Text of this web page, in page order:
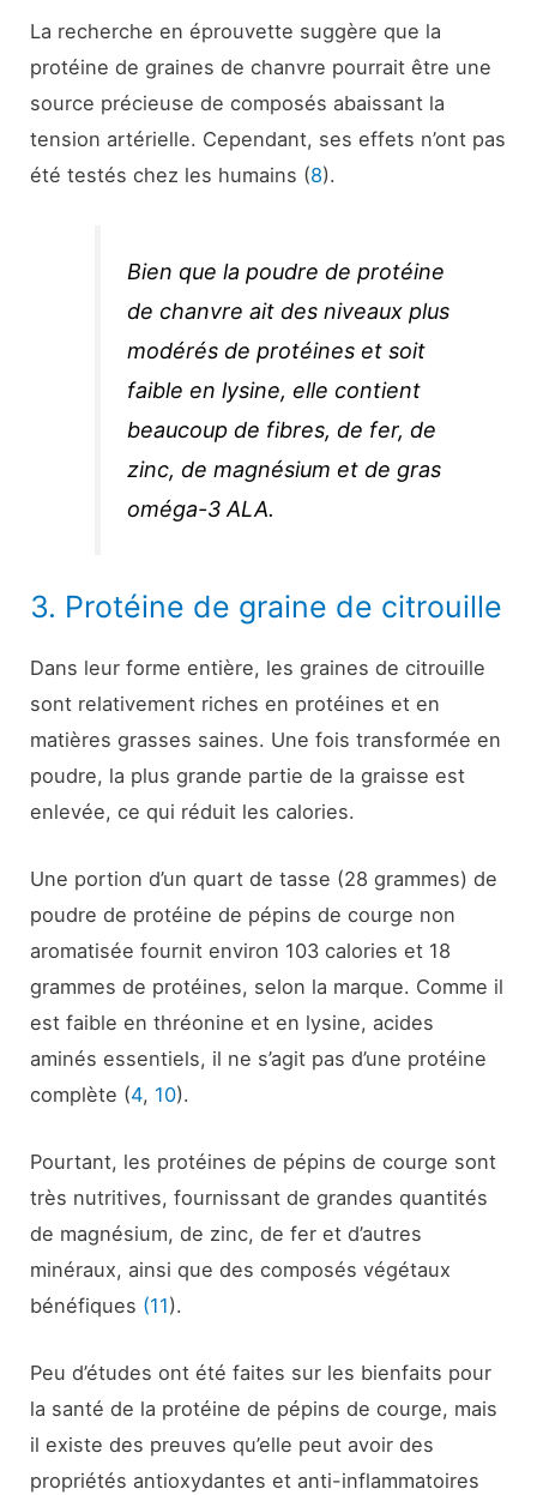
La recherche en éprouvette suggère que la
protéine de graines de chanvre pourrait être une
source précieuse de composés abaissant la
tension artérielle. Cependant, ses effets n’ont pas
été testés chez les humains (8).
Bien que la poudre de protéine
de chanvre ait des niveaux plus
modérés de protéines et soit
faible en lysine, elle contient
beaucoup de fibres, de fer, de
zinc, de magnésium et de gras
oméga-3 ALA.
3. Protéine de graine de citrouille
Dans leur forme entière, les graines de citrouille
sont relativement riches en protéines et en
matières grasses saines. Une fois transformée en
poudre, la plus grande partie de la graisse est
enlevée, ce qui réduit les calories.
Une portion d’un quart de tasse (28 grammes) de
poudre de protéine de pépins de courge non
aromatisée fournit environ 103 calories et 18
grammes de protéines, selon la marque. Comme il
est faible en thréonine et en lysine, acides
aminés essentiels, il ne s’agit pas d’une protéine
complète (4, 10).
Pourtant, les protéines de pépins de courge sont
très nutritives, fournissant de grandes quantités
de magnésium, de zinc, de fer et d’autres
minéraux, ainsi que des composés végétaux
bénéfiques (11).
Peu d’études ont été faites sur les bienfaits pour
la santé de la protéine de pépins de courge, mais
il existe des preuves qu’elle peut avoir des
propriétés antioxydantes et anti-inflammatoires